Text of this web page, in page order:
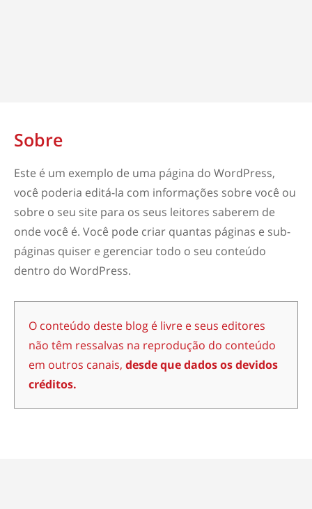
Sobre
Este é um exemplo de uma página do WordPress,
você poderia editá-la com informações sobre você ou
sobre o seu site para os seus leitores saberem de
onde você é. Você pode criar quantas páginas e sub-
páginas quiser e gerenciar todo o seu conteúdo
dentro do WordPress.
O conteúdo deste blog é livre e seus editores
não têm ressalvas na reprodução do conteúdo
em outros canais, desde que dados os devidos
créditos.